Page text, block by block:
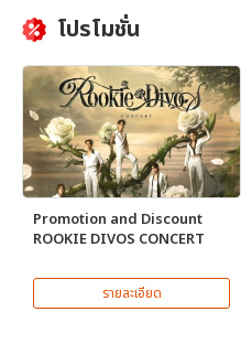
โปรโมชั่น
Promotion and Discount
ROOKIE DIVOS CONCERT
รายละเอียด